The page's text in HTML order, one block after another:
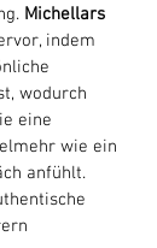
Michellars
indem
wodurch
eine
wie ein
anfühlt.